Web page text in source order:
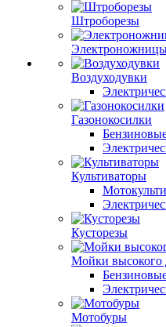
Штроборезы
Воздуходувки
Газонокосилки
Культиваторы
Кусторезы
Мойки высокого
Мотобуры